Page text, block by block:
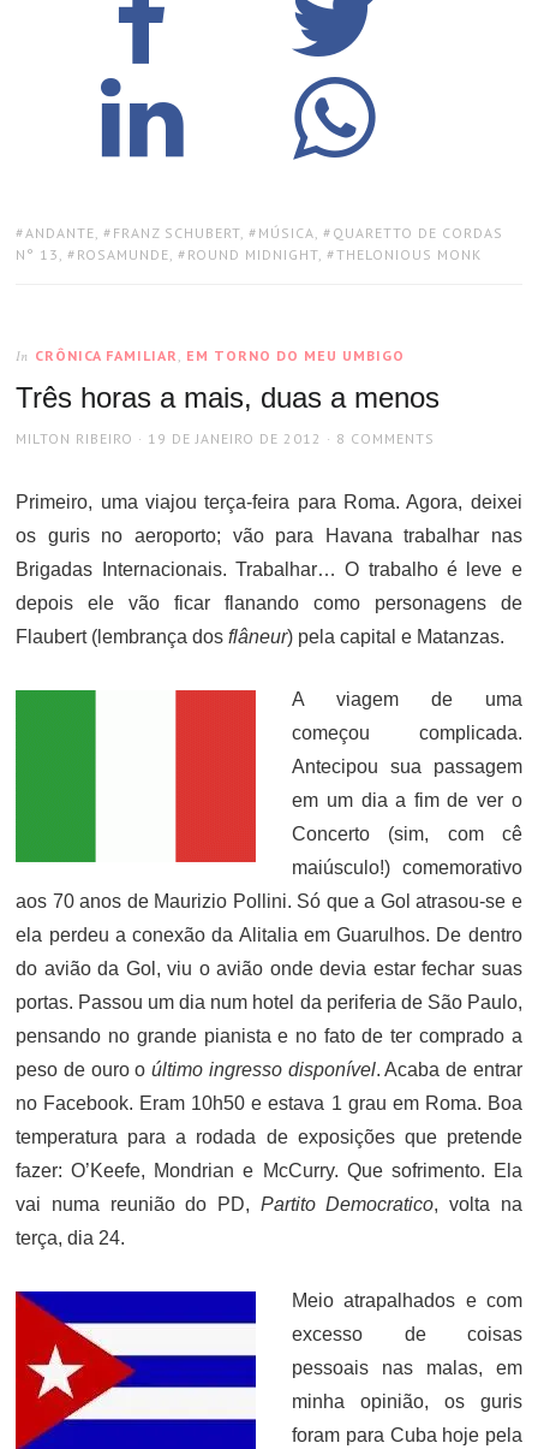
TAGS:
ANDANTE , FRANZ SCHUBERT , MÚSICA , QUARETTO DE CORDAS
N° 13 , ROSAMUNDE , ROUND MIDNIGHT , THELONIOUS MONK
In CRÔNICA FAMILIAR EM TORNO DO MEU UMBIGO
Três horas a mais, duas a menos
AUTHOR
MILTON RIBEIRO
POSTED
19 DE JANEIRO DE 2012 8 COMMENTS
Primeiro, uma viajou terça-feira para Roma. Agora, deixei
os guris no aeroporto; vão para Havana trabalhar nas
Brigadas Internacionais. Trabalhar… O trabalho é leve e
depois ele vão ficar flanando como personagens de
Flaubert (lembrança dosflâneur) pela capital e Matanzas.
A viagem de uma
começou complicada.
Antecipou sua passagem
em um dia a fim de ver o
Concerto (sim, com cê
maiúsculo!) comemorativo
aos 70 anos de Maurizio Pollini. Só que a Gol atrasou-se e
ela perdeu a conexão da Alitalia em Guarulhos. De dentro
do avião da Gol, viu o avião onde devia estar fechar suas
portas. Passou um dia num hotel da periferia de São Paulo,
pensando no grande pianista e no fato de ter comprado a
peso de ouro oúltimo ingresso disponível. Acaba de entrar
no Facebook. Eram 10h50 e estava 1 grau em Roma. Boa
temperatura para a rodada de exposições que pretende
fazer: O’Keefe, Mondrian e McCurry. Que sofrimento. Ela
vai numa reunião do PD, Partito Democratico, volta na
terça, dia 24.
Meio atrapalhados e com
excesso de coisas
pessoais nas malas, em
minha opinião, os guris
foram para Cuba hoje pela